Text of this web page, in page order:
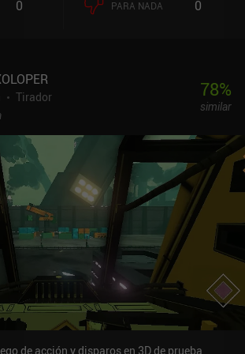
Pero donde el juego realmente empieza a
de combate que nos llevan hasta un jefe.
gradualmente a nuestro personaje con
mejoras generales que añaden
y las peleas contra los jefes lo compensan.
todo es que el juego también cuenta con
Entropy Effect se
para desbloquear personajes adicionales
el primero de los cuales cuesta 0,99 $, tras
a 1,99 $ o un pack de seis por 9,95 $.
los personajes cuestan un Analizador, un
cuesta más o menos lo mismo que la versión
que la historia no se puede completar sin
así que básicamente es un juego premium
un amplio
únicos que sólo se ve lastrado por un diseño
0 PARA NADA 0
Tirador
78%
similar
de acción y disparos en 3D de prueba